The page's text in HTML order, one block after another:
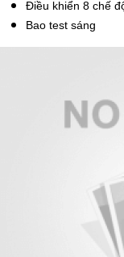
Điều khiển 8 chế
Bao test sáng